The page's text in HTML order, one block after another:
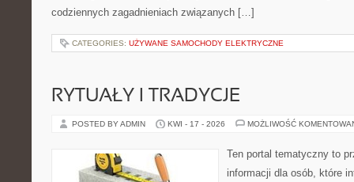
codziennych zagadnieniach związanych […]
CATEGORIES: UŻYWANE SAMOCHODY ELEKTRYCZNE
RYTUAŁY I TRADYCJE
POSTED BY ADMIN KWI - 17 - 2026 MOŻLIWOŚĆ
Ten portal tematyczny to
informacji dla osób, które